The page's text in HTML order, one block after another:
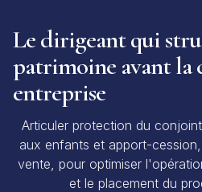
Le dirigeant qui
patrimoine avant la
entreprise
Articuler protection du
aux enfants et apport-
vente, pour optimiser
et le placement du